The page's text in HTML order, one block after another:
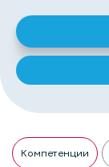
Компетенции